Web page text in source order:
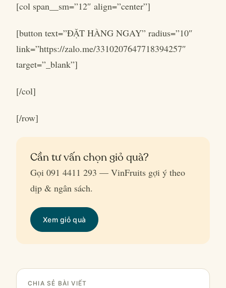
[col span__sm=”12″ align=”center”]
[button text=”ĐẶT HÀNG NGAY” radius=”10″
link=”https://zalo.me/3310207647718394257″
target=”_blank”]
[/col]
[/row]
Cần tư vấn chọn giỏ quà?
Gọi 091 4411 293 — VinFruits gợi ý theo
dịp & ngân sách.
Xem giỏ quà
CHIA SẺ BÀI VIẾT